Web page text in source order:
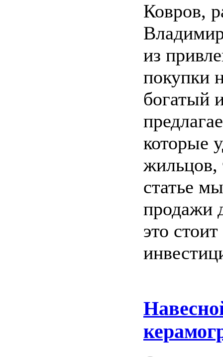
Ковров,
из
покупки
богатый
которые
жильцов,
статье
продажи
это